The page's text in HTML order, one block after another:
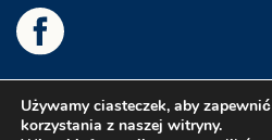
Używamy ciasteczek, aby
korzystania z naszej witryny.